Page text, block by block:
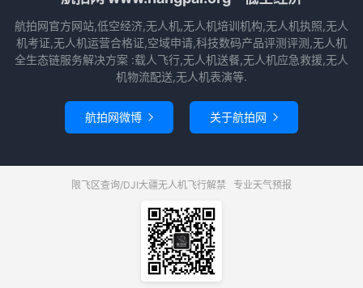
航拍网官方网站,低空经济,无人机,无人机培训机构,无人机执照,无人
机考证,无人机运营合格证,空域申请,科技数码产品评测评测,无人机
全生态链服务解决方案 :载人飞行,无人机送餐,无人机应急救援,无人
机物流配送,无人机表演等.
航拍网微博  关于航拍网 
限飞区查询/DJI大疆无人机飞行解禁 专业天气预报